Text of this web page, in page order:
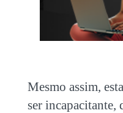
Mesmo assim,
ser incapacitante,